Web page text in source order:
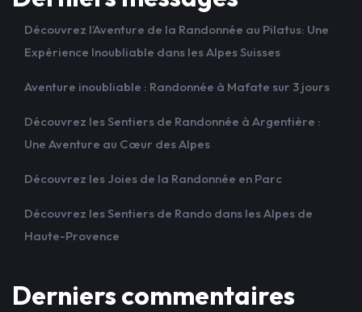
Découvrez l’Aventure de la Randonnée au Pilatus: Une
Expérience Inoubliable dans les Alpes Suisses
Aventure inoubliable : Randonnée à Mafate sur 3 jours
Découvrez les Sentiers de Randonnée à Argentière :
Une Aventure au Cœur des Alpes
Découvrez les Joies de la Randonnée en Parc
Découvrez les Sentiers de Rando dans les Alpes de
Haute-Provence
Derniers commentaires